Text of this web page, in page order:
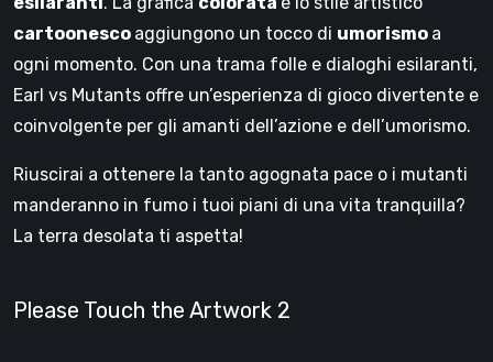
cartoonesco aggiungono un tocco di umorismo a
ogni momento. Con una trama folle e dialoghi esilaranti,
Earl vs Mutants offre un’esperienza di gioco divertente e
coinvolgente per gli amanti dell’azione e dell’umorismo.
Riuscirai a ottenere la tanto agognata pace o i mutanti
manderanno in fumo i tuoi piani di una vita tranquilla?
La terra desolata ti aspetta!
Please Touch the Artwork 2